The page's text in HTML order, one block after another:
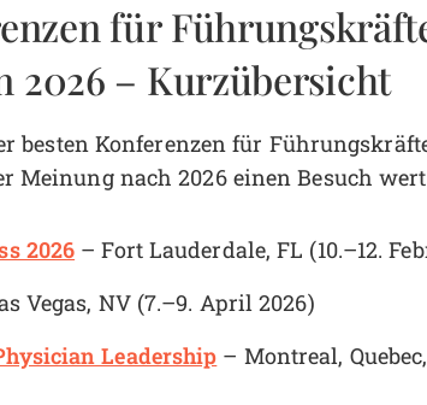
für
2026 – Kurzübersicht
besten Konferenzen für
Meinung nach 2026 einen Besuch
2026 – Fort Lauderdale, FL (10.–12.
Vegas, NV (7.–9. April 2026)
Leadership – Montreal,